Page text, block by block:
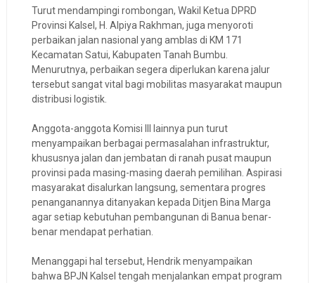
Turut mendampingi rombongan, Wakil Ketua DPRD
Provinsi Kalsel, H. Alpiya Rakhman, juga menyoroti
perbaikan jalan nasional yang amblas di KM 171
Kecamatan Satui, Kabupaten Tanah Bumbu.
Menurutnya, perbaikan segera diperlukan karena jalur
tersebut sangat vital bagi mobilitas masyarakat maupun
distribusi logistik.
Anggota-anggota Komisi III lainnya pun turut
menyampaikan berbagai permasalahan infrastruktur,
khususnya jalan dan jembatan di ranah pusat maupun
provinsi pada masing-masing daerah pemilihan. Aspirasi
masyarakat disalurkan langsung, sementara progres
penanganannya ditanyakan kepada Ditjen Bina Marga
agar setiap kebutuhan pembangunan di Banua benar-
benar mendapat perhatian.
Menanggapi hal tersebut, Hendrik menyampaikan
bahwa BPJN Kalsel tengah menjalankan empat program